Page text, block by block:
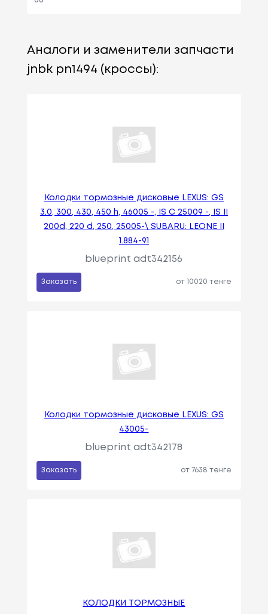
Аналоги и заменители запчасти
jnbk pn1494 (кроссы):
Колодки тормозные дисковые LEXUS: GS
3.0, 300, 430, 450 h, 46005 -, IS C 25009 -, IS II
200d, 220 d, 250, 25005-\ SUBARU: LEONE II
1.884-91
blueprint adt342156
Заказать от 10020 тенге
Колодки тормозные дисковые LEXUS: GS
43005-
blueprint adt342178
Заказать от 7638 тенге
КОЛОДКИ ТОРМОЗНЫЕ